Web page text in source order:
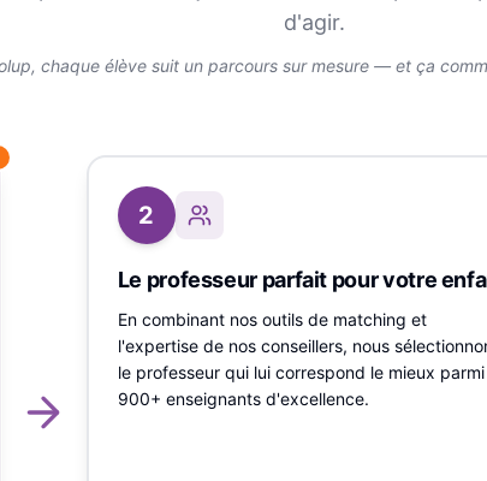
d'agir.
chaque élève suit un parcours sur mesure — et ça
2
Le professeur parfait pour votre
En combinant nos outils de matching et
l'expertise de nos conseillers, nous
le professeur qui lui correspond le mieux parmi
900+ enseignants d'excellence.